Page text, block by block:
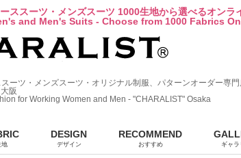
ススーツ・メンズスーツ 1000生地から選べるオンラ
and Men's Suits - Choose from 1000 Fabrics
ーツ・メンズスーツ・オリジナル制服、パターンオーダー専
阪
for Working Women and Men - "CHARALIST" Osaka
地
DESIGN
デザイン
RECOMMEND
おすすめ ギャラ